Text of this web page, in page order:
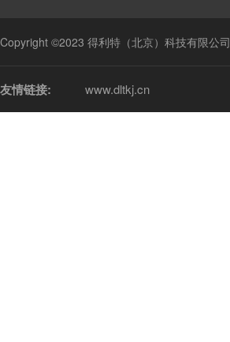
Copyright ©2023 得利特（北京）科技有限公司
友情链接: www.dltkj.cn